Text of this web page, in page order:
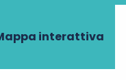
interattiva